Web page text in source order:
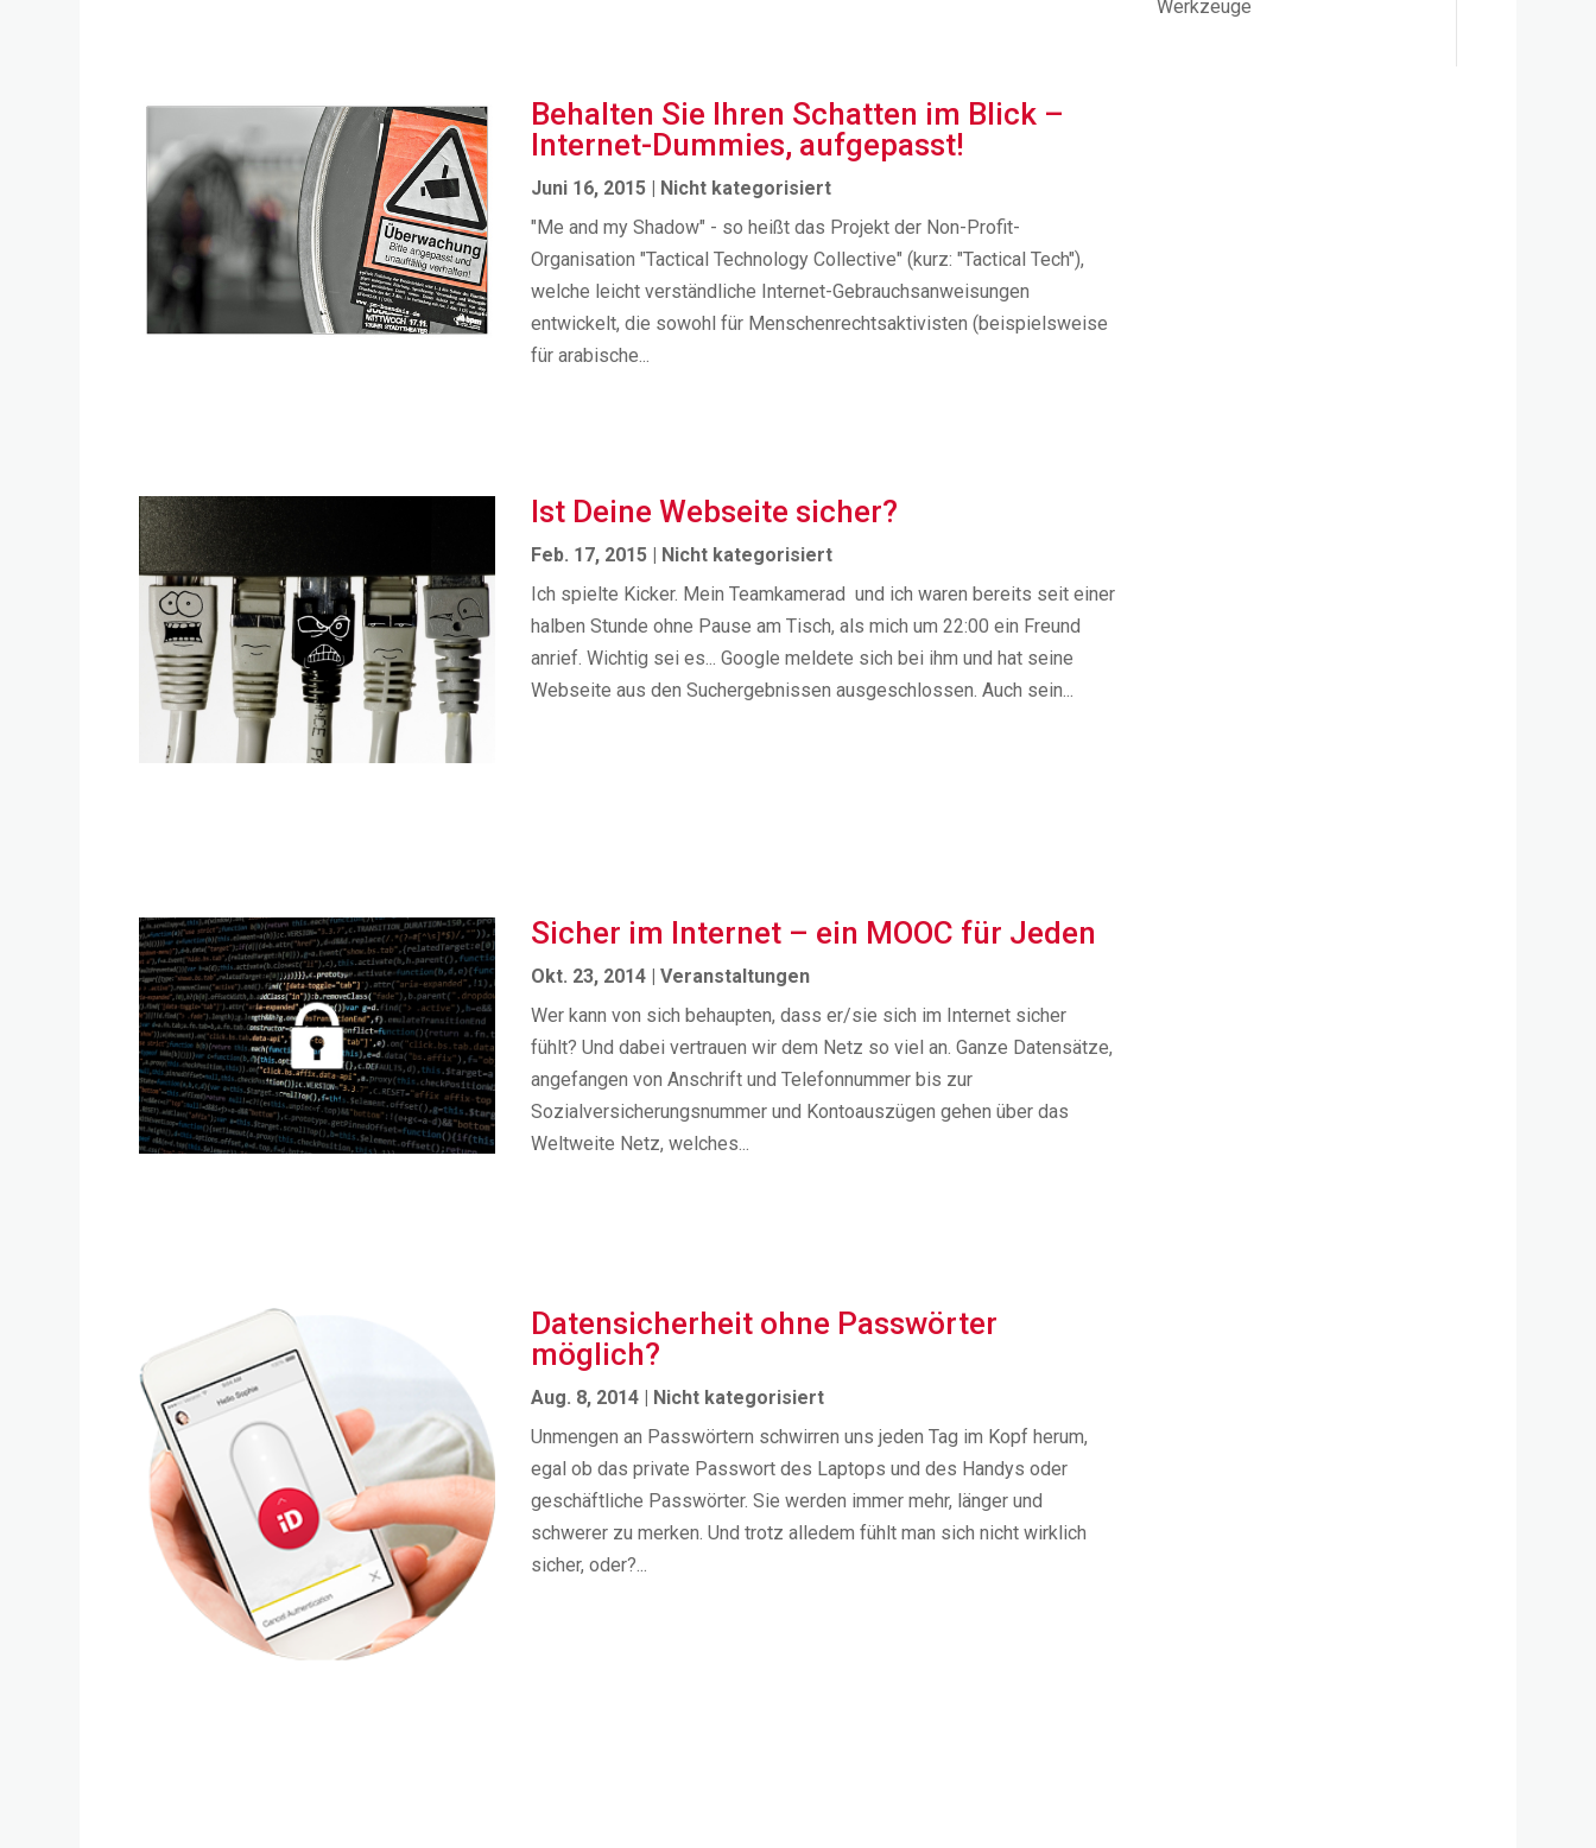
Behalten Sie Ihren Schatten im Blick –
Internet-Dummies, aufgepasst!
Juni 16, 2015 | Nicht kategorisiert
"Me and my Shadow" - so heißt das Projekt der Non-Profit-
Organisation "Tactical Technology Collective" (kurz: "Tactical Tech"),
welche leicht verständliche Internet-Gebrauchsanweisungen
entwickelt, die sowohl für Menschenrechtsaktivisten (beispielsweise
für arabische...
Ist Deine Webseite sicher?
Feb. 17, 2015 | Nicht kategorisiert
Ich spielte Kicker. Mein Teamkamerad und ich waren bereits seit einer
halben Stunde ohne Pause am Tisch, als mich um 22:00 ein Freund
anrief. Wichtig sei es... Google meldete sich bei ihm und hat seine
Webseite aus den Suchergebnissen ausgeschlossen. Auch sein...
Sicher im Internet – ein MOOC für Jeden
Okt. 23, 2014 |Veranstaltungen
Wer kann von sich behaupten, dass er/sie sich im Internet sicher
fühlt? Und dabei vertrauen wir dem Netz so viel an. Ganze Datensätze,
angefangen von Anschrift und Telefonnummer bis zur
Sozialversicherungsnummer und Kontoauszügen gehen über das
Weltweite Netz, welches...
Datensicherheit ohne Passwörter
möglich?
Aug. 8, 2014
Nicht kategorisiert
Unmengen an Passwörtern schwirren uns jeden Tag im Kopf herum,
egal ob das private Passwort des Laptops und des Handys oder
geschäftliche Passwörter. Sie werden immer mehr, länger und
schwerer zu merken. Und trotz alledem fühlt man sich nicht wirklich
sicher, oder?...
Werkzeuge